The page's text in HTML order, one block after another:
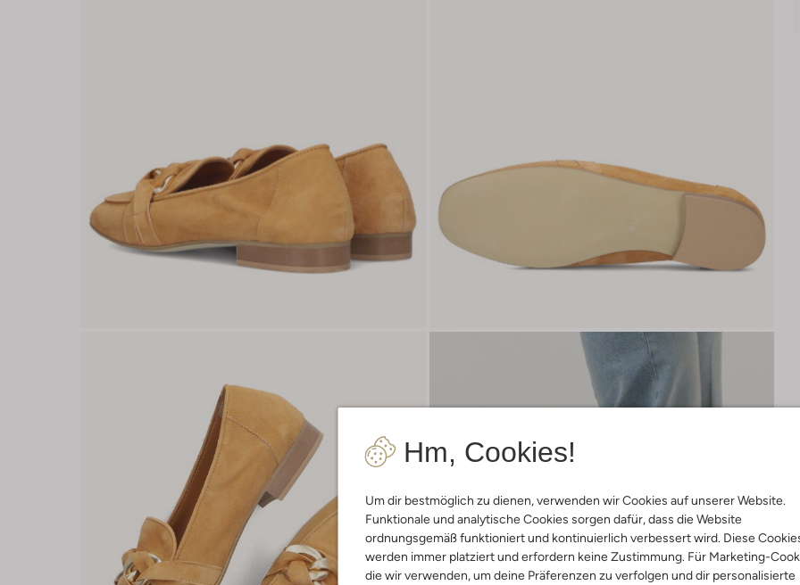
Hm, Cookies!
Um dir bestmöglich zu dienen, verwenden wir Cookies auf unserer Website.
Funktionale und analytische Cookies sorgen dafür, dass die Website
ordnungsgemäß funktioniert und kontinuierlich verbessert wird. Diese
werden immer platziert und erfordern keine Zustimmung. Für Marketing-
die wir verwenden, um deine Präferenzen zu verfolgen und dir personalisierte